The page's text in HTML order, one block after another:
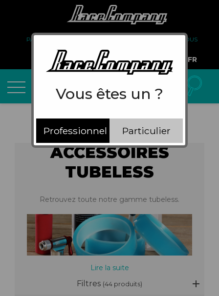
PARTENARIAT
À PROPOS DE NOUS
COMPTE PRO
FR
ACCESSOIRES
TUBELESS
Retrouvez toute notre gamme tubeless.
Lire la suite
Filtres (44 produits)
Vous êtes un ?
Professionnel Particulier